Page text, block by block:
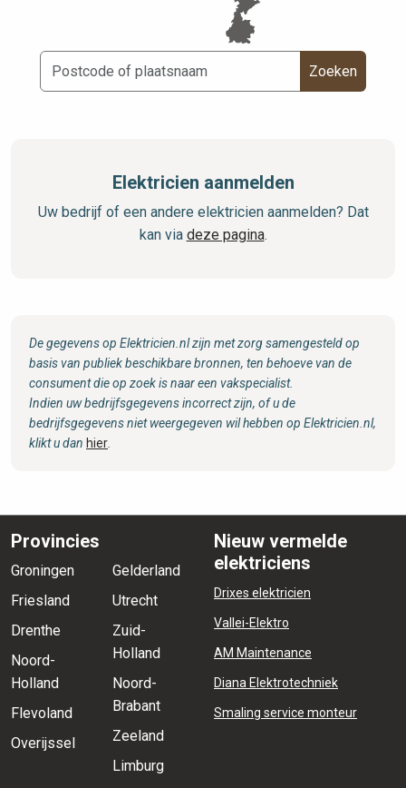
Zoeken
Elektricien aanmelden
Uw bedrijf of een andere elektricien aanmelden? Dat
kan via deze pagina.
De gegevens op Elektricien.nl zijn met zorg samengesteld op
basis van publiek beschikbare bronnen, ten behoeve van de
consument die op zoek is naar een vakspecialist.
Indien uw bedrijfsgegevens incorrect zijn, of u de
bedrijfsgegevens niet weergegeven wil hebben op Elektricien.nl,
klikt u dan hier
Provincies
Groningen
Friesland
Drenthe
Noord-
Holland
Flevoland
Overijssel
Gelderland
Utrecht
Zuid-
Holland
Noord-
Brabant
Zeeland
Limburg
Nieuw vermelde
elektriciens
Drixes elektricien
Vallei-Elektro
AM Maintenance
Diana Elektrotechniek
Smaling service monteur